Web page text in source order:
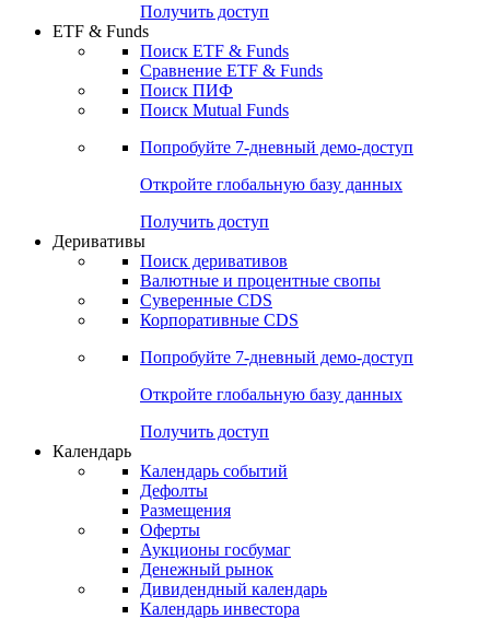
Получить доступ
ETF & Funds
Поиск ETF & Funds
Сравнение ETF & Funds
Поиск ПИФ
Поиск Mutual Funds
Попробуйте 7-дневный демо-доступ
Откройте глобальную базу данных
Получить доступ
Деривативы
Поиск деривативов
Валютные и процентные свопы
Суверенные CDS
Корпоративные CDS
Попробуйте 7-дневный демо-доступ
Откройте глобальную базу данных
Получить доступ
Календарь
Календарь событий
Дефолты
Размещения
Оферты
Аукционы госбумаг
Денежный рынок
Дивидендный календарь
Календарь инвестора